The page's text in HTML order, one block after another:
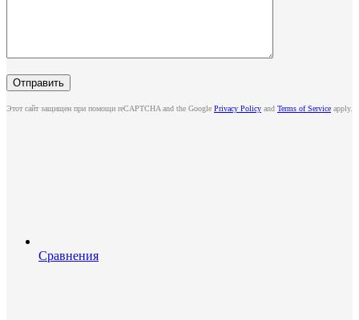
Этот сайт защищен при помощи reCAPTCHA and the Google Privacy Policy and Terms of Service apply.
Сравнения